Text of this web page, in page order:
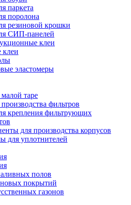
паркета
поролона
резиновой крошки
СИП-панелей
клеи
клеи
эластомеры
таре
фильтров
крепления фильтрующих
для производства корпусов
для уплотнителей
полов
покрытий
газонов